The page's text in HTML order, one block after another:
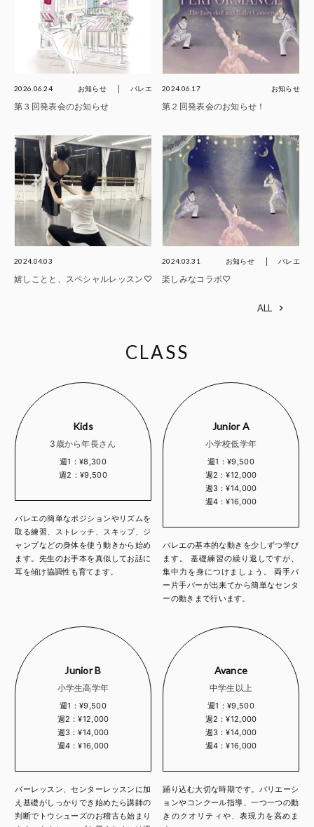
2026.06.24 お知らせ バレエ
第３回発表会のお知らせ
2024.06.17 お知らせ
第２回発表会のお知らせ！
2024.04.03
嬉しことと、スペシャルレッスン♡
2024.03.31 お知らせ バレエ
楽しみなコラボ♡
ALL
CLASS
Kids
3歳から年長さん
週1：¥8,300
週2：¥9,500
バレエの簡単なポジションやリズムを
取る練習、ストレッチ、スキップ、ジ
ャンプなどの身体を使う動きから始め
ます。先生のお手本を真似してお話に
耳を傾け協調性も育てます。
Junior A
小学校低学年
週1：¥9,500
週2：¥12,000
週3：¥14,000
週4：¥16,000
バレエの基本的な動きを少しずつ学び
ます。 基礎練習の繰り返しですが、
集中力を身につけましょう。 両手バ
ー片手バーが出来てから簡単なセンタ
ーの動きまで行います。
Junior B
小学生高学年
週1：¥9,500
週2：¥12,000
週3：¥14,000
週4：¥16,000
バーレッスン、センターレッスンに加
え基礎がしっかりでき始めたら講師の
判断でトウシューズのお稽古も始まり
Avance
中学生以上
週1：¥9,500
週2：¥12,000
週3：¥14,000
週4：¥16,000
踊り込む大切な時期です。バリエーシ
ョンやコンクール指導、一つ一つの動
きのクオリティや、表現力を高めま